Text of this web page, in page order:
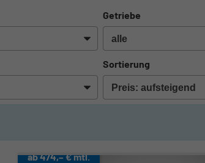
Getriebe
Sortierung
ab 474,– € mtl.